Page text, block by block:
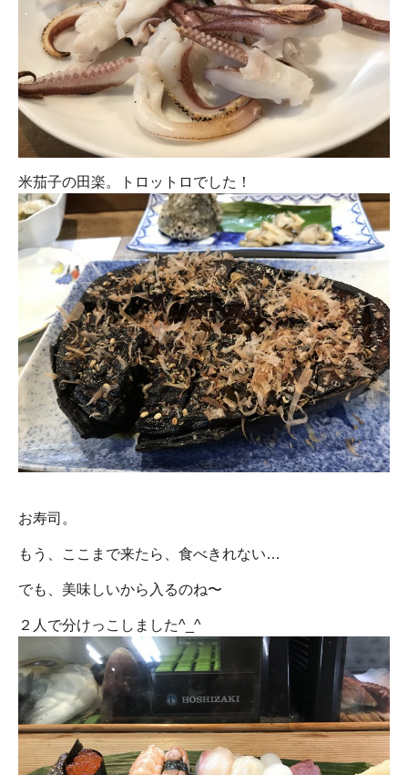
米茄子の田楽。トロットロでした！
お寿司。
もう、ここまで来たら、食べきれない…
でも、美味しいから入るのね〜
２人で分けっこしました^_^